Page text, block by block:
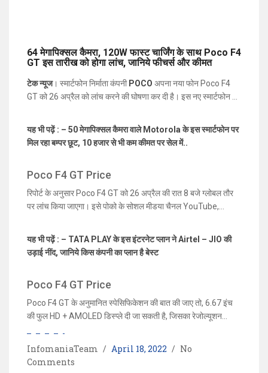
64 मेगापिक्सल कैमरा, 120W फास्ट चार्जिंग के साथ Poco F4
GT इस तारीख को होगा लांच, जानिये फीचर्स और कीमत
InfomaniaTeam April 18, 2022
No
Comments
टेक न्यूज। स्मार्टफोन निर्माता कंपनी POCO अपना नया फोन Poco F4
GT को 26 अप्रैल को लांच करने की घोषणा कर दी है। इस नए स्मार्टफोन को
कंपनी के ऑफिशियल सोशल मीडिया चैनल पर होगा। रिपोर्ट के अनुसार
Poco F4 GT काफी हद तक Redmi K50 गेमिंग एडिशन से इंस्पायर्ड
होगा। बता दें, की Redmi K50 गेमिंग एडिशन में आपको 120Hz रिफ्रेश रेट
4700mAh की दमदार बैटरी दी गई है। गीकबेंच बेंचमार्किंग साइट पर लिस्ट
किये गए स्मार्टफोन को Poco F4 GT कहा जा रहा है। इस स्मार्टफोन में
Snapdragon 8 Gen 1 SoC प्रोसेसर दिया गया है, जो 11GB RAM के
यह भी पढ़ें : – 50 मेगापिक्सल कैमरा वाले Motorola के इस स्मार्टफोन पर
मिल रहा बम्पर छूट, 10 हजार से भी कम कीमत पर सेल में..
Poco F4 GT Price
रिपोर्ट के अनुसार Poco F4 GT को 26 अप्रैल की रात 8 बजे ग्लोबल तौर
पर लांच किया जाएगा। इसे पोको के सोशल मीडया चैनल YouTube,
लॉन्च किया जाएगा। कंपनी ने लॉन्चिंग के लिए मिडिया को इन्विटेशन भेजना भी
शुरू कर दिया है। हालांकि स्मार्टफोन की कीमत और स्पेसिफिकेशन के बारे में
कोई खुलासा नहीं किया गया है। अनुमान लगाया जा रहा है, की इसमें ऑक्टा-
पर काम करेगा।
यह भी पढ़ें : – TATA PLAY के इस इंटरनेट प्लान ने Airtel – JIO की
उड़ाई नींद, जानिये किस कंपनी का प्लान है बेस्ट
Poco F4 GT Price
Poco F4 GT के अनुमानित स्पेसिफिकेशन की बात की जाए तो, 6.67 इंच
की फुल HD + AMOLED डिस्प्ले दी जा सकती है, जिसका रेजोल्यूशन
Snapdragon 8 Gen 1 SoC मिलेगा। यह फोन 12GB RAM और